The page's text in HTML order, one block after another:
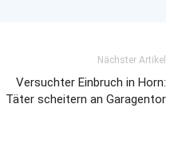
Nächster Artikel
Versuchter Einbruch in Horn:
Täter scheitern an Garagentor